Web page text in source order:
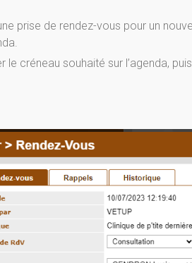
prise de rendez-vous pour un
le créneau souhaité sur l’agenda,